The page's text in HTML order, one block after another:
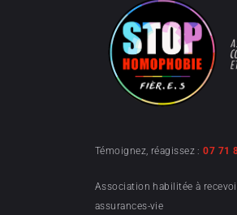
Témoignez, réagissez :07 71
Association habilitée à
assurances-vie